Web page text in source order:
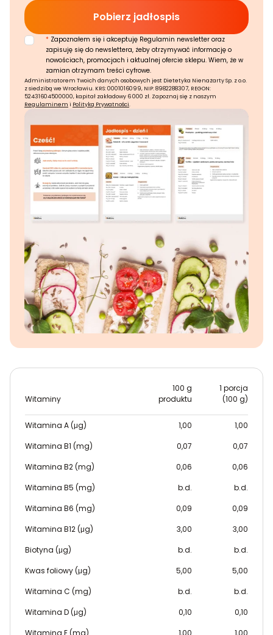
* Zapoznałem się i akceptuję Regulamin newsletter oraz
zapisuję się do newslettera, żeby otrzymywać informację o
nowościach, promocjach i aktualnej ofercie sklepu. Wiem, że w
zamian otrzymam treści cyfrowe.
Administratorem Twoich danych osobowych jest Dietetyka Nienażarty Sp. z o.o.
z siedzibą we Wrocławiu. KRS: 0001016099, NIP: 8982288307, REGON:
52431604500000, kapitał zakładowy 6 000 zł. Zapoznaj się z naszym
Regulaminem i Polityką Prywatności.
Witaminy
100 g
produktu
1 porcja
(100 g)
Witamina A (μg) 1,00
1,00
Witamina B1 (mg)
0,07
0,07
Witamina B2 (mg)
0,06
0,06
Witamina B5 (mg)
b.d.
b.d.
Witamina B6 (mg)
0,09
0,09
Witamina B12 (μg)
3,00
3,00
Biotyna (μg)
b.d.
b.d.
Kwas foliowy (μg)
5,00
5,00
Witamina C (mg)
b.d.
b.d.
Witamina D (μg)
0,10
0,10